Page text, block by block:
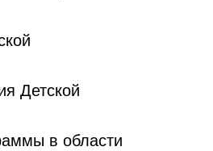
Детской
в области